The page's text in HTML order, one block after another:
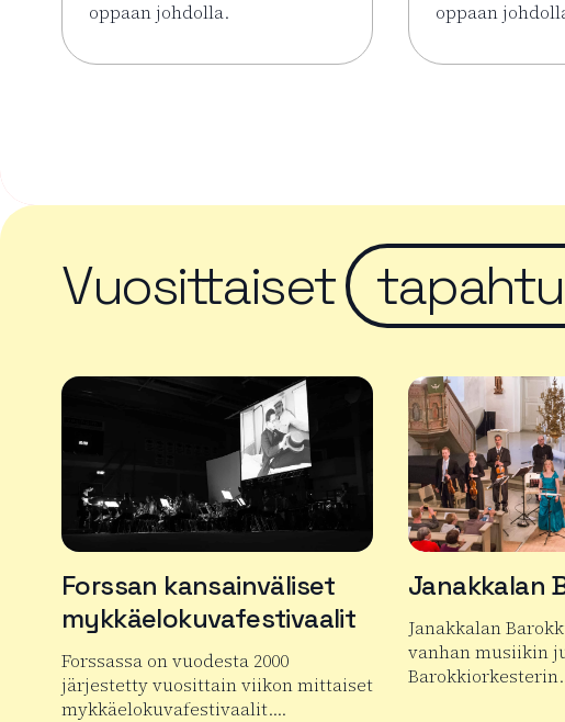
oppaan johdolla.
Lue lisää tapahtumasta Opastetut Kehräämökierrokset
oppaan
Lue lisää
Vuosittaiset
Forssan kansainväliset
mykkäelokuvafestivaalit
Forssassa on vuodesta 2000
järjestetty vuosittain viikon mittaiset
mykkäelokuvafestivaalit….
Janakkalan
Janakkalan
vanhan musiikin